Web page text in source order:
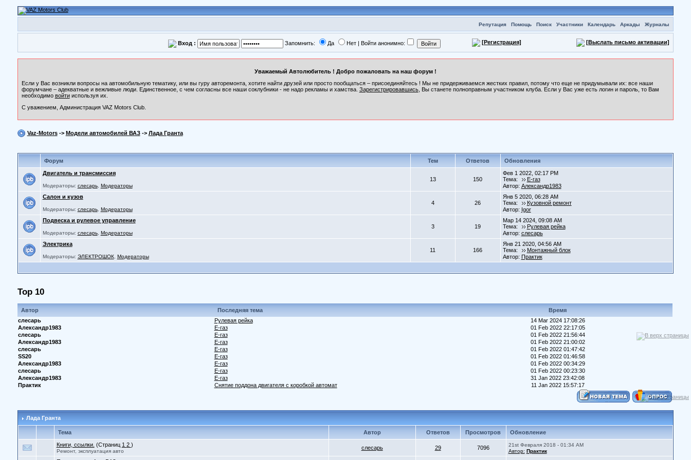
Репутация Помощь Поиск Участники Календарь Аркады Журналы
Вход : Запомнить: Да Нет | Войти анонимно: [Регистрация] [Выслать письмо активации]
Уважаемый Автолюбитель ! Добро пожаловать на наш форум !
Если у Вас возникли вопросы на автомобильную тематику, или вы гуру авторемонта, хотите найти друзей или просто пообщаться – присоединяйтесь ! Мы не придерживаемся жестких правил, потому что еще не придумывали их: все наши
форумчане – адекватные и вежливые люди. Единственное, с чем согласны все наши соклубники - не надо рекламы и хамства. Зарегистрировавшись, Вы станете полноправным участником клуба. Если у Вас уже есть логин и пароль, то Вам
необходимо войтииспользуя их.
С уважением, Администрация VAZ Motors Club.
Vaz-Motors-> Модели автомобилей ВАЗ-> Лада Гранта
Форум Тем Ответов
Обновления
Двигатель и трансмиссия
Модераторы: слесарь, Модераторы
13 150
Фев 1 2022, 02:17 PM
Тема:
Е-газ
Автор: Александр1983
Салон и кузов
Модераторы: слесарь, Модераторы
4 26
Янв 5 2020, 06:28 AM
Тема:
Кузовной ремонт
Автор: Igor
Подвеска и рулевое управление
Модераторы: слесарь, Модераторы
3 19
Мар 14 2024, 09:08 AM
Тема:
Рулевая рейка
Автор: слесарь
Электрика
Модераторы: ЭЛЕКТРОШОК, Модераторы
11 166
Янв 21 2020, 04:56 AM
Тема:
Монтажный блок
Автор: Практик
Top 10
Автор Последняя тема
Время
слесарь
Рулевая рейка
14 Mar 2024 17:08:26
Александр1983
Е-газ
01 Feb 2022 22:17:05
слесарь
Е-газ
01 Feb 2022 21:56:44
Александр1983
Е-газ
01 Feb 2022 21:00:02
слесарь
Е-газ
01 Feb 2022 01:47:42
SS20
Е-газ
01 Feb 2022 01:46:58
Александр1983
Е-газ
01 Feb 2022 00:34:29
слесарь
Е-газ
01 Feb 2022 00:23:30
Александр1983
Е-газ
31 Jan 2022 23:42:08
Практик
Снятие поддона двигателя с коробкой автомат 11 Jan 2022 15:57:17
Лада Гранта
Тема Автор Ответов Просмотров
Обновление
Книги, ссылки. (Страниц 1 2 )
Ремонт, эксплуатация авто
слесарь 29 7096
21st Февраля 2018 - 01:34 AM
Автор: Практик